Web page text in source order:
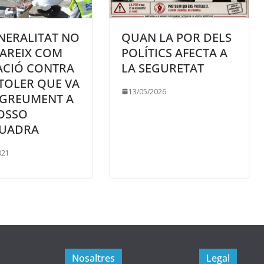
NO
COM
CONTRA
QUE VA
A
QUAN LA POR DELS
POLÍTICS AFECTA A
LA SEGURETAT
13/05/2026
Nosaltres Legal